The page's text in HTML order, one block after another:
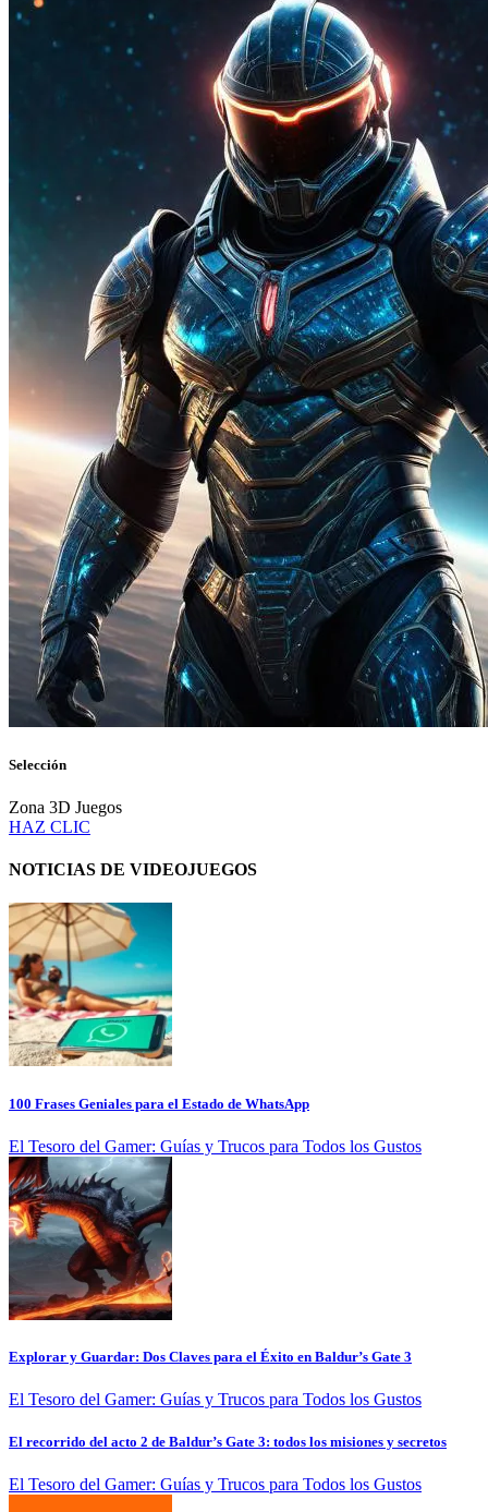
Selección
Zona 3D Juegos
HAZ CLIC
NOTICIAS DE VIDEOJUEGOS
100 Frases Geniales para el Estado de WhatsApp
El Tesoro del Gamer: Guías y Trucos para Todos los Gustos
Explorar y Guardar: Dos Claves para el Éxito en Baldur’s Gate 3
El Tesoro del Gamer: Guías y Trucos para Todos los Gustos
El recorrido del acto 2 de Baldur’s Gate 3: todos los misiones y secretos
El Tesoro del Gamer: Guías y Trucos para Todos los Gustos